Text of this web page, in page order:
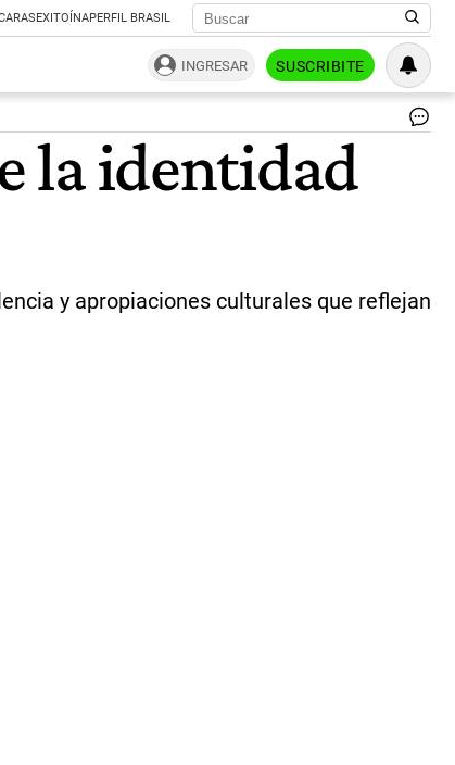
EXITOÍNAPERFIL BRASIL
INGRESAR SUSCRIBITE
la identidad
y apropiaciones culturales que reflejan